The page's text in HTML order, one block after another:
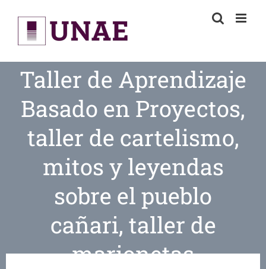
content
Taller de Aprendizaje
Basado en Proyectos,
taller de cartelismo,
mitos y leyendas
sobre el pueblo
cañari, taller de
marionetas